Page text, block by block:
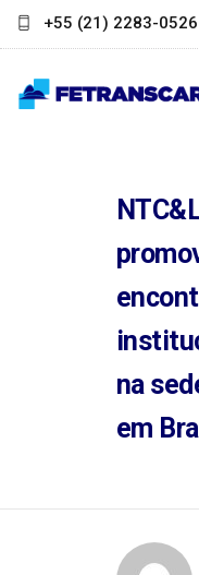
+55 (21) 2283-
LINKS ÚTEIS
na
em